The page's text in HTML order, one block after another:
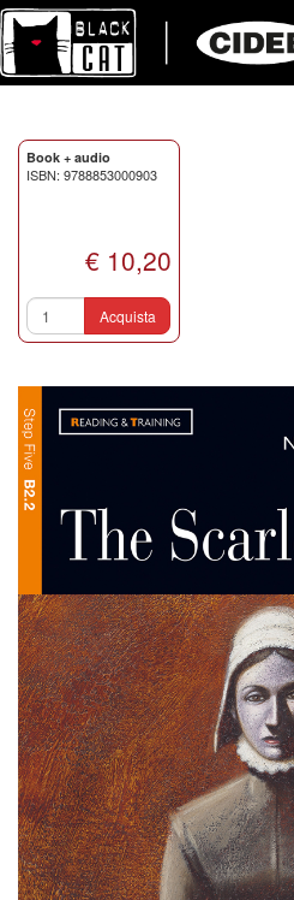
Book + audio
ISBN: 9788853000903
€ 10,20
Acquista